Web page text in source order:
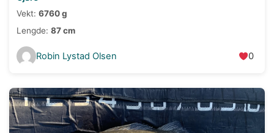
Vekt: 6760 g
Lengde: 87 cm
Robin Lystad Olsen 0